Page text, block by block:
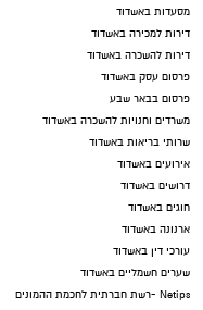
מסעדות באשדוד
דירות למכירה באשדוד
דירות להשכרה באשדוד
פרסום עסק באשדוד
פרסום בבאר שבע
משרדים וחנויות להשכרה באשדוד
שרותי בריאות באשדוד
אירועים באשדוד
דרושים באשדוד
חוגים באשדוד
ארנונה באשדוד
עורכי דין באשדוד
שערים חשמליים באשדוד
Netips -רשת חברתית לחכמת ההמונים